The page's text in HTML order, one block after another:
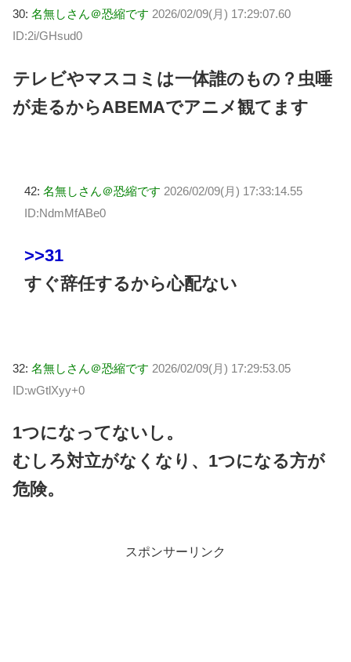
30: 名無しさん＠恐縮です 2026/02/09(月) 17:29:07.60
ID:2i/GHsud0
テレビやマスコミは一体誰のもの？虫唾
が走るからABEMAでアニメ観てます
42: 名無しさん＠恐縮です 2026/02/09(月) 17:33:14.55
ID:NdmMfABe0
>>31
すぐ辞任するから心配ない
32: 名無しさん＠恐縮です 2026/02/09(月) 17:29:53.05
ID:wGtlXyy+0
1つになってないし。
むしろ対立がなくなり、1つになる方が
危険。
スポンサーリンク